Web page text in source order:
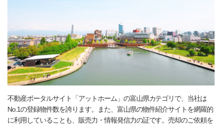
不動産ポータルサイト「アットホーム」の富山県カテゴリで、当社は
No.1の登録物件数を誇ります。また、富山県の物件紹介サイトを網羅的
に利用していることも、販売力・情報発信力の証です。売却のご依頼を